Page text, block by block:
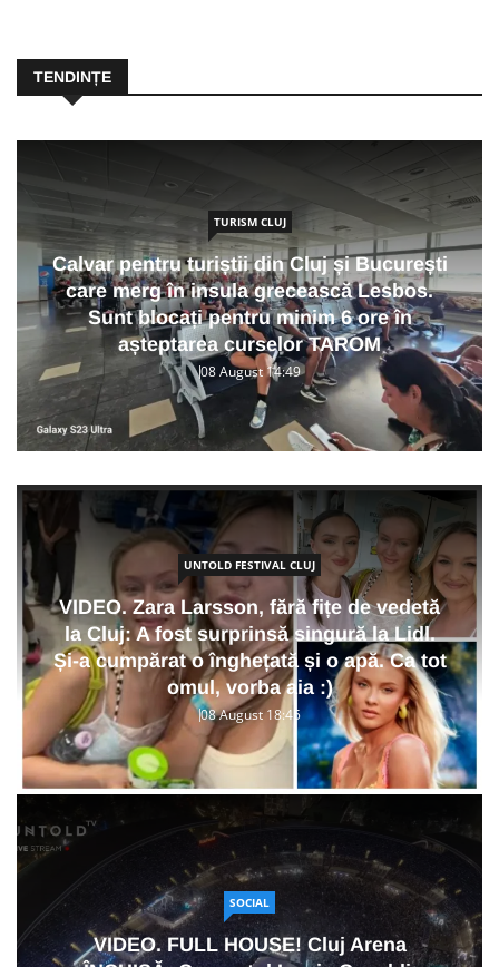
TENDINȚE
TURISM CLUJ
Calvar pentru turiștii din Cluj și București
care merg în insula grecească Lesbos.
Sunt blocați pentru minim 6 ore în
așteptarea curselor TAROM
08 August 14:49
UNTOLD FESTIVAL CLUJ
VIDEO. Zara Larsson, fără fițe de vedetă
la Cluj: A fost surprinsă singură la Lidl.
Și-a cumpărat o înghețată și o apă. Ca tot
omul, vorba aia :)
08 August 18:45
SOCIAL
VIDEO. FULL HOUSE! Cluj Arena